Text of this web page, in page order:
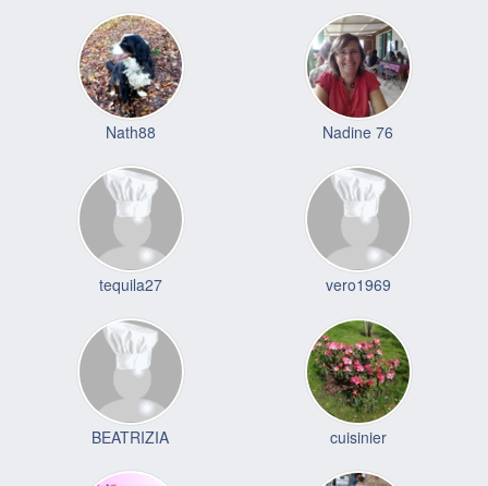
Nath88 Nadine 76
tequila27 vero1969
BEATRIZIA cuisinier